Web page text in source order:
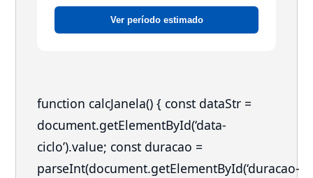
Ver período estimado
function calcJanela() { const dataStr =
document.getElementById(‘data-
ciclo’).value; const duracao =
parseInt(document.getElementById(‘duracao-